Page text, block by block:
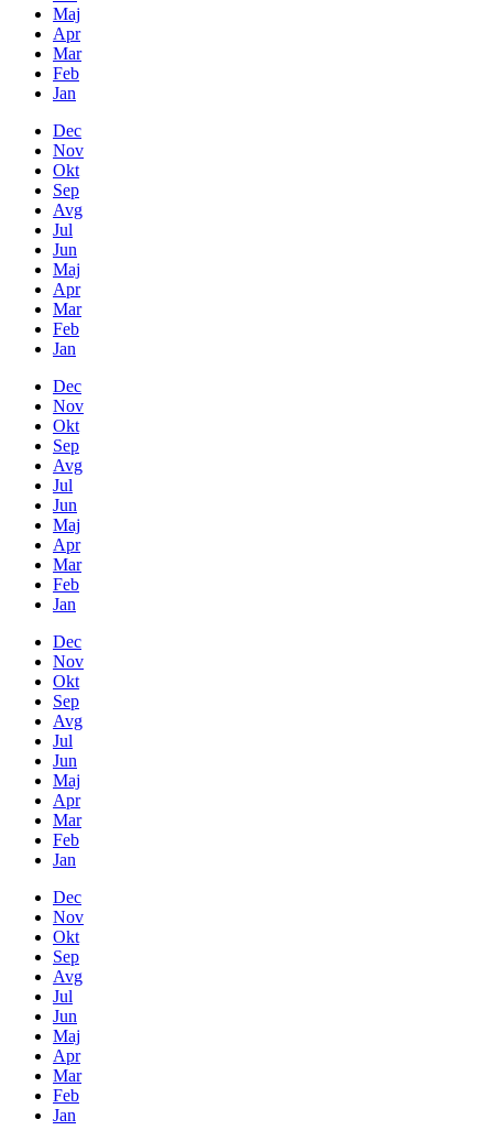
Maj
Apr
Mar
Feb
Jan
Dec
Nov
Okt
Sep
Avg
Jul
Jun
Maj
Apr
Mar
Feb
Jan
Dec
Nov
Okt
Sep
Avg
Jul
Jun
Maj
Apr
Mar
Feb
Jan
Dec
Nov
Okt
Sep
Avg
Jul
Jun
Maj
Apr
Mar
Feb
Jan
Dec
Nov
Okt
Sep
Avg
Jul
Jun
Maj
Apr
Mar
Feb
Jan